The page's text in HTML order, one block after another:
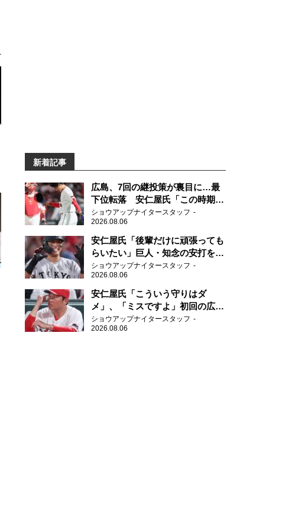
新着記事
広島、7回の継投策が裏目に…最
下位転落 安仁屋氏「この時期に
来て勉強はない」
ショウアップナイタースタッフ
2026.08.06
安仁屋氏「後輩だけに頑張っても
らいたい」巨人・知念の安打を喜
ぶ
ショウアップナイタースタッフ
2026.08.06
安仁屋氏「こういう守りはダ
メ」、「ミスですよ」初回の広島
の守備に苦言
ショウアップナイタースタッフ
2026.08.06